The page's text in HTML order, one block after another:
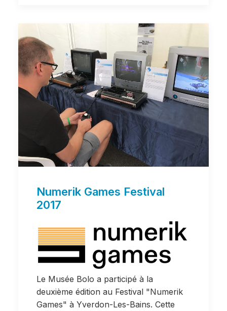
Numerik Games Festival
2017
Le Musée Bolo a participé à la
deuxième édition au Festival "Numerik
Games" à Yverdon-Les-Bains. Cette